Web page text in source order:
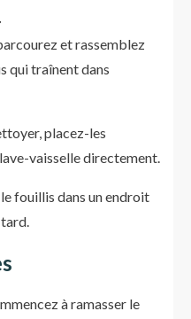
et rassemblez
qui traînent dans
placez-les
vaisselle directement.
fouillis dans un endroit
à ramasser le